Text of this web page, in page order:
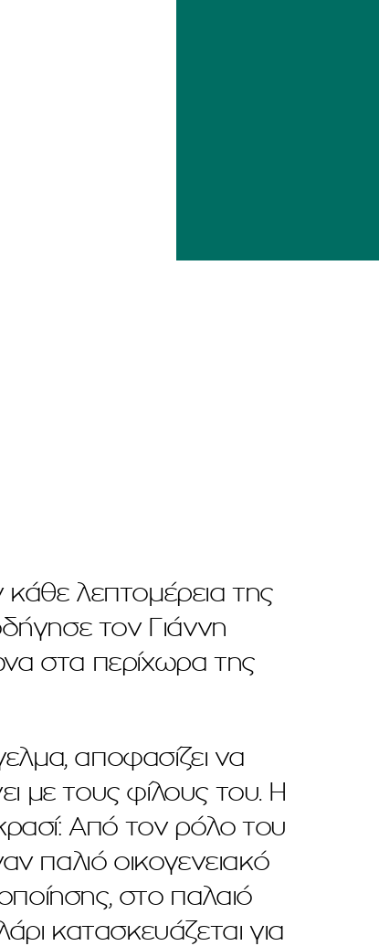
λεπτομέρεια της
τον Γιάννη
στα περίχωρα της
αποφασίζει να
με τους φίλους του. Η
Από τον ρόλο του
παλιό οικογενειακό
στο παλαιό
κατασκευάζεται για